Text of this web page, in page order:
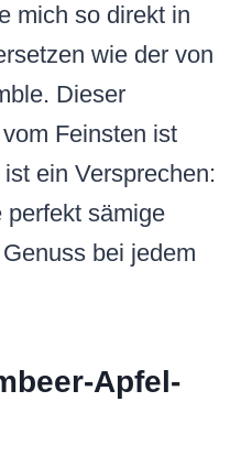
mich so direkt in
wie der von
Dieser
Feinsten ist
ein Versprechen:
perfekt sämige
bei jedem
Apfel-